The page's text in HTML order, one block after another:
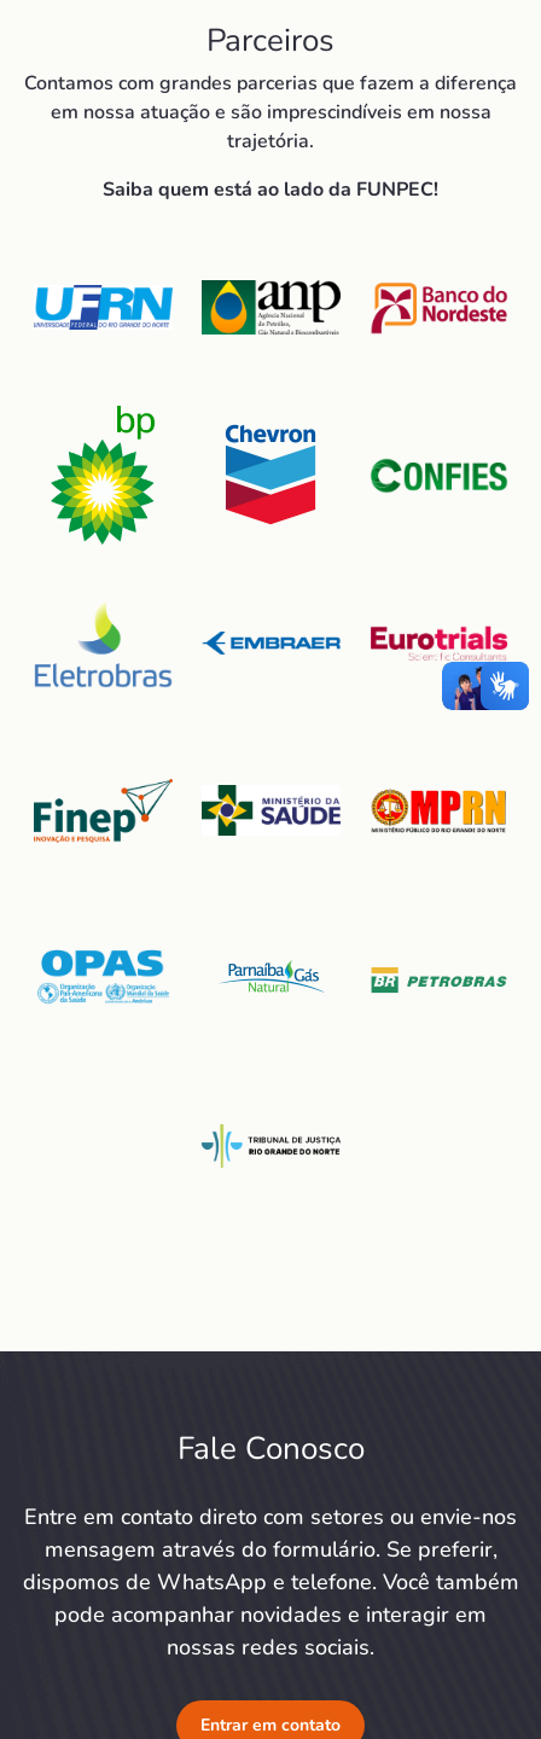
Parceiros
Contamos com grandes parcerias que fazem a diferença
em nossa atuação e são imprescindíveis em nossa
trajetória.
Saiba quem está ao lado da FUNPEC!
Fale Conosco
Entre em contato direto com setores ou envie-nos
mensagem através do formulário. Se preferir,
dispomos de WhatsApp e telefone. Você também
pode acompanhar novidades e interagir em
nossas redes sociais.
Entrar em contato